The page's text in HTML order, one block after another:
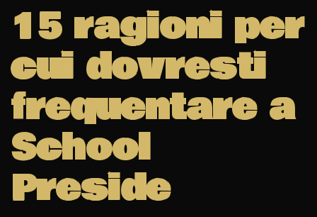
15 ragioni per
cui dovresti
frequentare a
School
Preside